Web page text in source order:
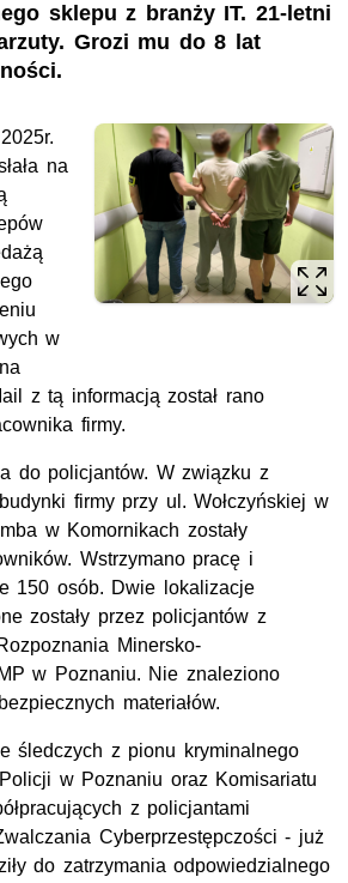
sklepu z branży IT. 21-letni
Grozi mu do 8 lat
na
w
z tą informacją został rano
firmy.
do policjantów. W związku z
firmy przy ul. Wołczyńskiej w
w Komornikach zostały
Wstrzymano pracę i
150 osób. Dwie lokalizacje
zostały przez policjantów z
Minersko-
w Poznaniu. Nie znaleziono
materiałów.
śledczych z pionu kryminalnego
w Poznaniu oraz Komisariatu
z policjantami
Cyberprzestępczości - już
do zatrzymania odpowiedzialnego